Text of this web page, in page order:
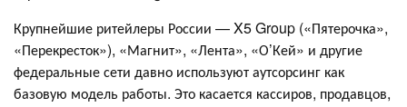
Крупнейшие ритейлеры России — X5 Group («Пятерочка»,
«Перекресток»), «Магнит», «Лента», «О’Кей» и другие
федеральные сети давно используют аутсорсинг как
базовую модель работы. Это касается кассиров, продавцов,